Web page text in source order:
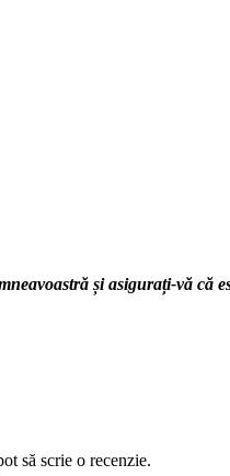
și asigurați-vă că
să scrie o recenzie.